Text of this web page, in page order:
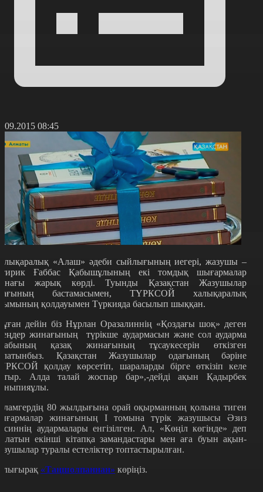
08:45
«Алаш» әдеби сыйлығының иегері, жазушы –
Ғаббас Қабышұлының екі томдық шығармалар
жарық көрді. Туынды Қазақстан Жазушылар
бастамасымен, ТҮРКСОЙ халықаралық
қолдауымен Түркияда басылып шыққан.
дейін біз Нұрлан Оразалиннің «Қоздағы шоқ» деген
жинағының түрікше аудармасын және сол аударма
қазақ жинағының тұсаукесерін өткізген
Қазақстан Жазушылар одағының бәріне
қолдау көрсетіп, шараларды бірге өткізіп келе
Алда талай жоспар бар»,-дейді ақын Қадырбек
80 жылдығына орай оқырманның қолына тиген
жинағының I томына түрік жазушысы Әзиз
аудармалары енгізілген. Ал, «Көңіл көгінде» деп
екінші кітапқа замандастары мен аға буын ақын-
туралы естеліктер топтастырылған.
«Таңшолпаннан» көріңіз.